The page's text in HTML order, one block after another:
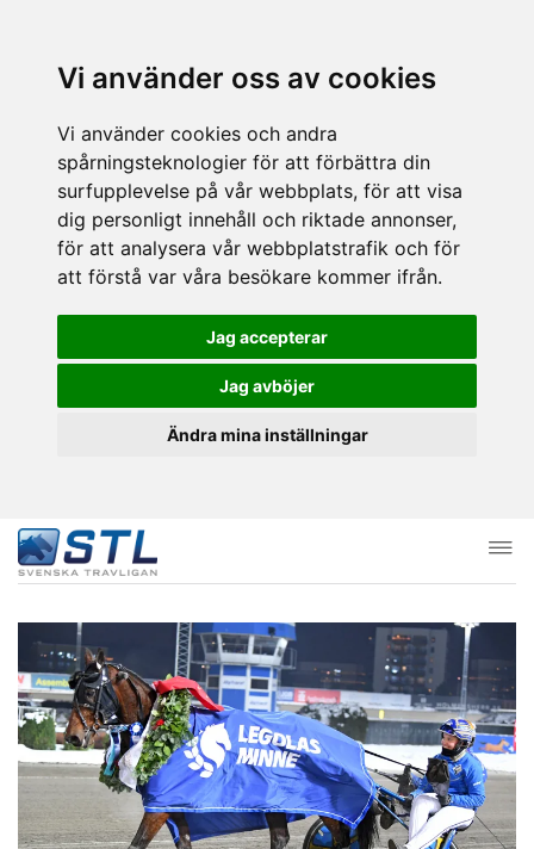
Vi använder oss av cookies
Vi använder cookies och andra
spårningsteknologier för att förbättra din
surfupplevelse på vår webbplats, för att visa
dig personligt innehåll och riktade annonser,
för att analysera vår webbplatstrafik och för
att förstå var våra besökare kommer ifrån.
Jag accepterar
Jag avböjer
Ändra mina inställningar